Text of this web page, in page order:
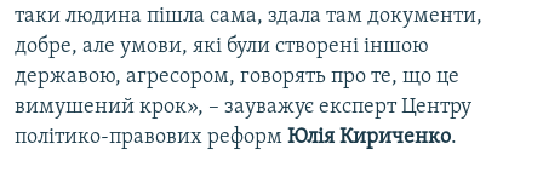
таки людина пішла сама, здала там документи,
добре, але умови, які були створені іншою
державою, агресором, говорять про те, що це
вимушений крок», – зауважує експерт Центру
політико-правових реформ Юлія Кириченко.